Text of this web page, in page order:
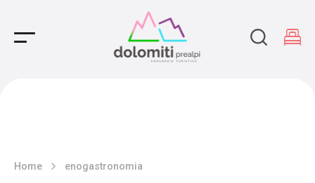
Main Navigation
Home enogastronomia